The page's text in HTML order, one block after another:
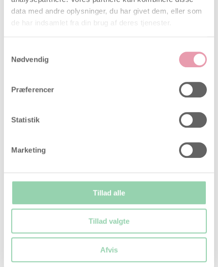
data med andre oplysninger, du har givet dem, eller som
de har indsamlet fra din brug af deres tjenester.
Nødvendig
Præferencer
Statistik
Marketing
Tillad alle
Tillad valgte
Afvis
tolker resultatet af test-pennen. Aflæseenheden
fungerer kun med de 10 test-penne der følger med.
Hvornår du skal starte med at teste?
Dagen, hvor LH-stigningen finder sted, varierer fra
størst chance for at påvise din LH-stigning skal du
kende din almindelige cykluslængde. Den dag, din
menstruation starter (første dag med fuld blødning),
er dag 1. Din cykluslængde er det samlede antal
dage fra dag 1 til og med dagen før din næste
menstruation.
Når du kender længden på din cyklus kan du bruge